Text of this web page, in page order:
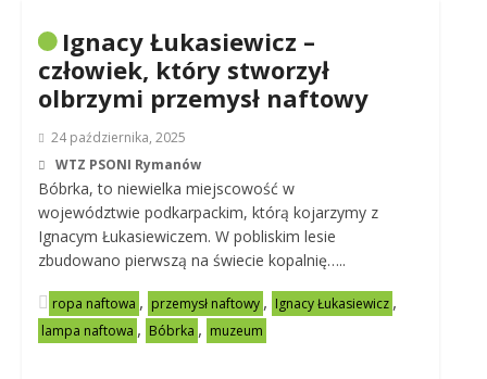
Ignacy Łukasiewicz –
człowiek, który stworzył
olbrzymi przemysł naftowy
24 października, 2025
WTZ PSONI Rymanów
Bóbrka, to niewielka miejscowość w
województwie podkarpackim, którą kojarzymy z
Ignacym Łukasiewiczem. W pobliskim lesie
zbudowano pierwszą na świecie kopalnię…..
ropa naftowa , przemysł naftowy , Ignacy Łukasiewicz ,
lampa naftowa , Bóbrka , muzeum